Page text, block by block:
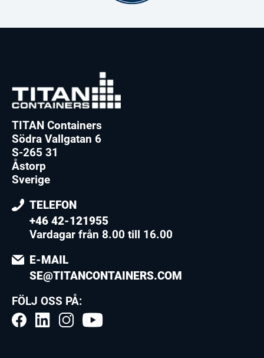
TITAN Containers
Södra Vallgatan 6
S-265 31
Åstorp
Sverige
TELEFON
+46 42-121955
Vardagar från 8.00 till 16.00
E-MAIL
SE@TITANCONTAINERS.COM
FÖLJ OSS PÅ: